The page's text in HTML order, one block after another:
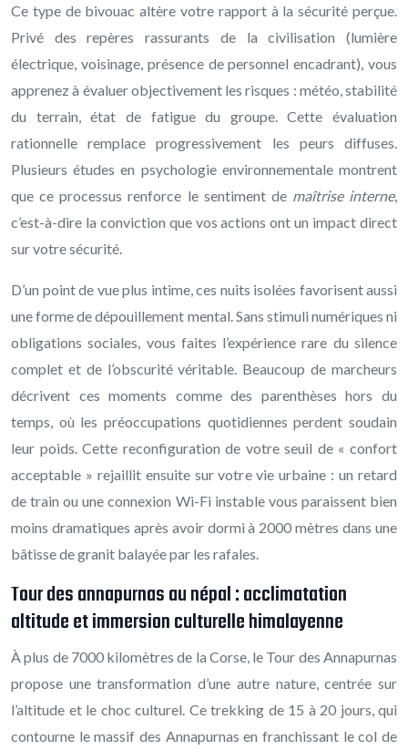
Ce type de bivouac altère votre rapport à la sécurité perçue.
Privé des repères rassurants de la civilisation (lumière
électrique, voisinage, présence de personnel encadrant), vous
apprenez à évaluer objectivement les risques : météo, stabilité
du terrain, état de fatigue du groupe. Cette évaluation
rationnelle remplace progressivement les peurs diffuses.
Plusieurs études en psychologie environnementale montrent
que ce processus renforce le sentiment de maîtrise interne,
c’est-à-dire la conviction que vos actions ont un impact direct
sur votre sécurité.
D’un point de vue plus intime, ces nuits isolées favorisent aussi
une forme de dépouillement mental. Sans stimuli numériques ni
obligations sociales, vous faites l’expérience rare du silence
complet et de l’obscurité véritable. Beaucoup de marcheurs
décrivent ces moments comme des parenthèses hors du
temps, où les préoccupations quotidiennes perdent soudain
leur poids. Cette reconfiguration de votre seuil de « confort
acceptable » rejaillit ensuite sur votre vie urbaine : un retard
de train ou une connexion Wi-Fi instable vous paraissent bien
moins dramatiques après avoir dormi à 2000 mètres dans une
bâtisse de granit balayée par les rafales.
Tour des annapurnas au népal : acclimatation
altitude et immersion culturelle himalayenne
À plus de 7000 kilomètres de la Corse, le Tour des Annapurnas
propose une transformation d’une autre nature, centrée sur
l’altitude et le choc culturel. Ce trekking de 15 à 20 jours, qui
contourne le massif des Annapurnas en franchissant le col de